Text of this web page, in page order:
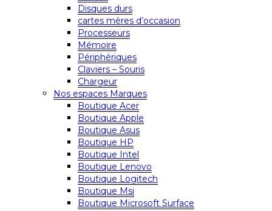
Disques durs
cartes mères d’occasion
Processeurs
Mémoire
Périphériques
Claviers – Souris
Chargeur
Nos espaces Marques
Boutique Acer
Boutique Apple
Boutique Asus
Boutique HP
Boutique Intel
Boutique Lenovo
Boutique Logitech
Boutique Msi
Boutique Microsoft Surface